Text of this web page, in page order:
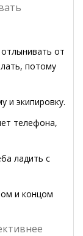
от
потому
и экипировку.
телефона,
ладить с
и концом